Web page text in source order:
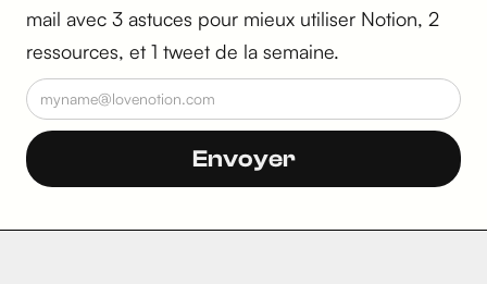
mail avec 3 astuces pour mieux utiliser Notion, 2
ressources, et 1 tweet de la semaine.